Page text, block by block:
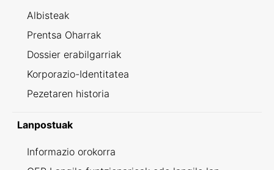
Albisteak
Prentsa Oharrak
Dossier erabilgarriak
Korporazio-Identitatea
Pezetaren historia
Lanpostuak
Informazio orokorra